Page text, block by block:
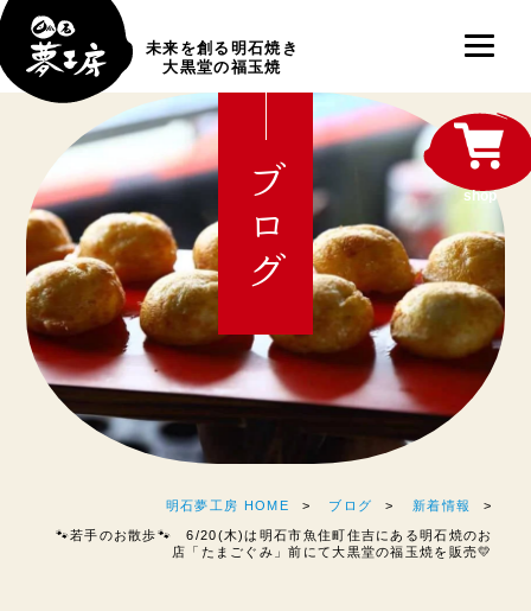
未来を創る明石焼き
大黒堂の福玉焼
ブログ
明石夢工房 HOME ブログ 新着情報
🐾若手のお散歩🐾 6/20(木)は明石市魚住町住吉にある明石焼のお
店「たまごぐみ」前にて大黒堂の福玉焼を販売💛
shop